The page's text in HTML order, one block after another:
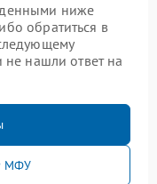
ниже
обратиться в
не нашли ответ на
МФУ